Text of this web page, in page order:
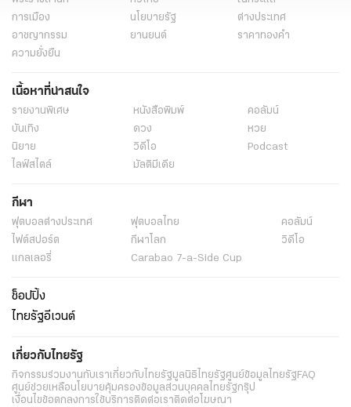
การเมือง
นโยบายรัฐ
ต่างประเทศ
อาชญากรรม
ยานยนต์
ราคาทองคำ
ความยั่งยืน
เนื้อหาที่น่าสนใจ
รายงานพิเศษ หนังสือพิมพ์
คอลัมน์
บันเทิง
ดวง
หวย
นิยาย
วิดีโอ
Podcast
ไลฟ์สไตล์
มัลติมีเดีย
กีฬา
ฟุตบอลต่่างประเทศ ฟุตบอลไทย
คอลัมน์
ไฟต์สปอร์ต
กีฬาโลก
วิดีโอ
แกลเลอรี่
Carabao 7-a-Side Cup
ช็อปปิ้ง
ไทยรัฐอีเวนต์
เกี่ยวกับไทยรัฐ
กิจกรรมร่วมงานกับเราเกี่ยวกับไทยรัฐมูลนิธิไทยรัฐศูนย์ข้อมูลไทยรัฐ FAQ
ศูนย์ช่วยเหลือนโยบายคุ้มครองข้อมูลส่วนบุคคลไทยรัฐกรุ๊ป
เงื่อนไขข้อตกลงการใช้บริการติดต่อเราติดต่อโฆษณา